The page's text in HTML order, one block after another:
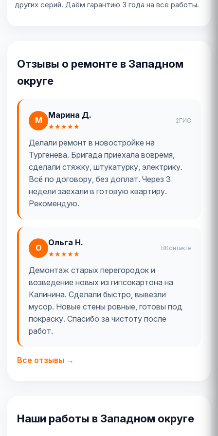
других серий. Даём гарантию 3 года на все работы.
Отзывы о ремонте в Западном
округе
М
Марина Д.
★★★★★
2ГИС
Делали ремонт в новостройке на
Тургенева. Бригада приехала вовремя,
сделали стяжку, штукатурку, электрику.
Всё по договору, без доплат. Через 3
недели заехали в готовую квартиру.
Рекомендую.
О
Ольга Н.
★★★★★
ВКонтакте
Демонтаж старых перегородок и
возведение новых из гипсокартона на
Калинина. Сделали быстро, вывезли
мусор. Новые стены ровные, готовы под
покраску. Спасибо за чистоту после
работ.
Все отзывы →
Наши работы в Западном округе